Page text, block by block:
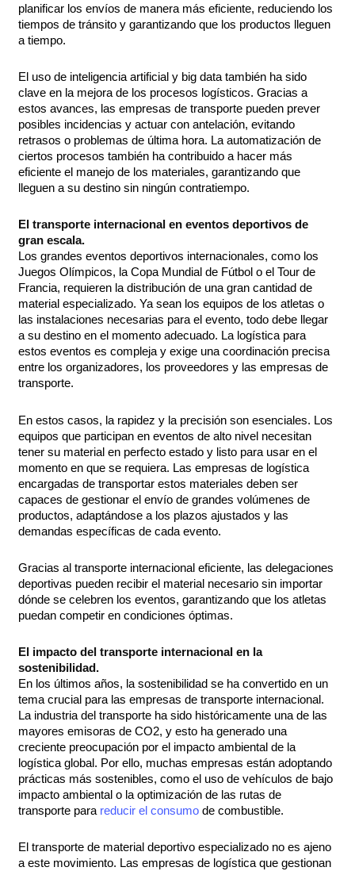
planificar los envíos de manera más eficiente, reduciendo los
tiempos de tránsito y garantizando que los productos lleguen
a tiempo.
El uso de inteligencia artificial y big data también ha sido
clave en la mejora de los procesos logísticos. Gracias a
estos avances, las empresas de transporte pueden prever
posibles incidencias y actuar con antelación, evitando
retrasos o problemas de última hora. La automatización de
ciertos procesos también ha contribuido a hacer más
eficiente el manejo de los materiales, garantizando que
lleguen a su destino sin ningún contratiempo.
El transporte internacional en eventos deportivos de
gran escala.
Los grandes eventos deportivos internacionales, como los
Juegos Olímpicos, la Copa Mundial de Fútbol o el Tour de
Francia, requieren la distribución de una gran cantidad de
material especializado. Ya sean los equipos de los atletas o
las instalaciones necesarias para el evento, todo debe llegar
a su destino en el momento adecuado. La logística para
estos eventos es compleja y exige una coordinación precisa
entre los organizadores, los proveedores y las empresas de
transporte.
En estos casos, la rapidez y la precisión son esenciales. Los
equipos que participan en eventos de alto nivel necesitan
tener su material en perfecto estado y listo para usar en el
momento en que se requiera. Las empresas de logística
encargadas de transportar estos materiales deben ser
capaces de gestionar el envío de grandes volúmenes de
productos, adaptándose a los plazos ajustados y las
demandas específicas de cada evento.
Gracias al transporte internacional eficiente, las delegaciones
deportivas pueden recibir el material necesario sin importar
dónde se celebren los eventos, garantizando que los atletas
puedan competir en condiciones óptimas.
El impacto del transporte internacional en la
sostenibilidad.
En los últimos años, la sostenibilidad se ha convertido en un
tema crucial para las empresas de transporte internacional.
La industria del transporte ha sido históricamente una de las
mayores emisoras de CO2, y esto ha generado una
creciente preocupación por el impacto ambiental de la
logística global. Por ello, muchas empresas están adoptando
prácticas más sostenibles, como el uso de vehículos de bajo
impacto ambiental o la optimización de las rutas de
transporte para reducir el consumo de combustible.
El transporte de material deportivo especializado no es ajeno
a este movimiento. Las empresas de logística que gestionan